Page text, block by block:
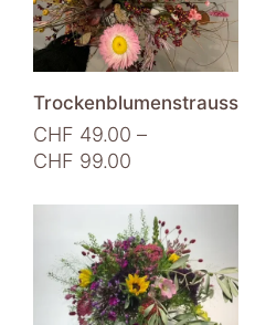
Produktseite
gewählt
werden
Trockenblumenstrauss
CHF 49.00 –
CHF 99.00
bis
CHF 99.00
mehrere
Varianten